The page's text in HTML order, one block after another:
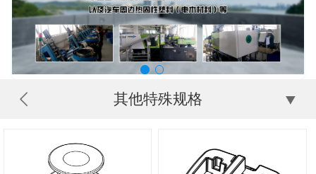
其他特殊规格